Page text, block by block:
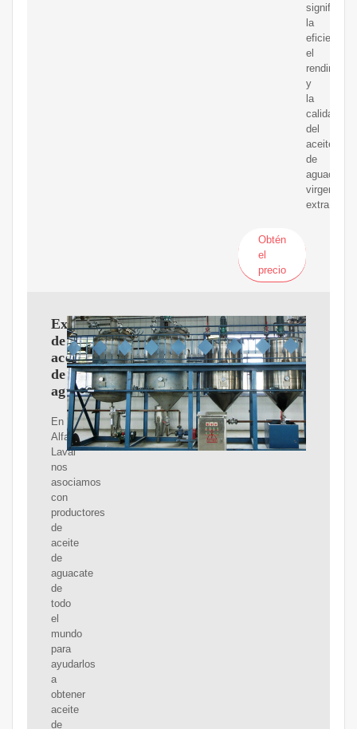
la
eficiencia,
el
y
la
calidad
del
aceite
de
aguacate
virgen
extra.
Obtén
el
precio
Extracción
de
aceite
de
aguacate
En
Alfa
Laval
nos
asociamos
con
productores
de
aceite
de
aguacate
de
todo
el
mundo
para
ayudarlos
a
obtener
aceite
de